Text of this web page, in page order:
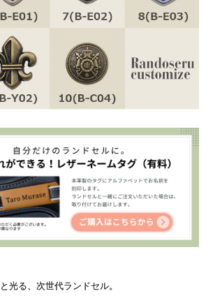
光る、次世代ランドセル。